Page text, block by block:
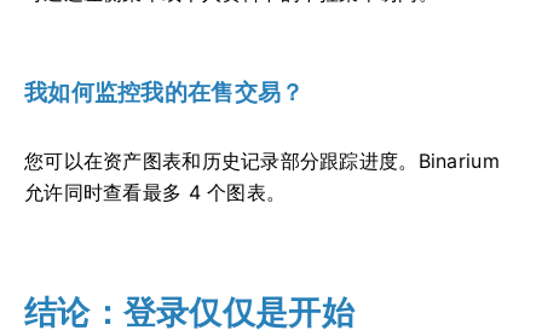
我如何监控我的在售交易？
您可以在资产图表和历史记录部分跟踪进度。Binarium
允许同时查看最多 4 个图表。
结论：登录仅仅是开始